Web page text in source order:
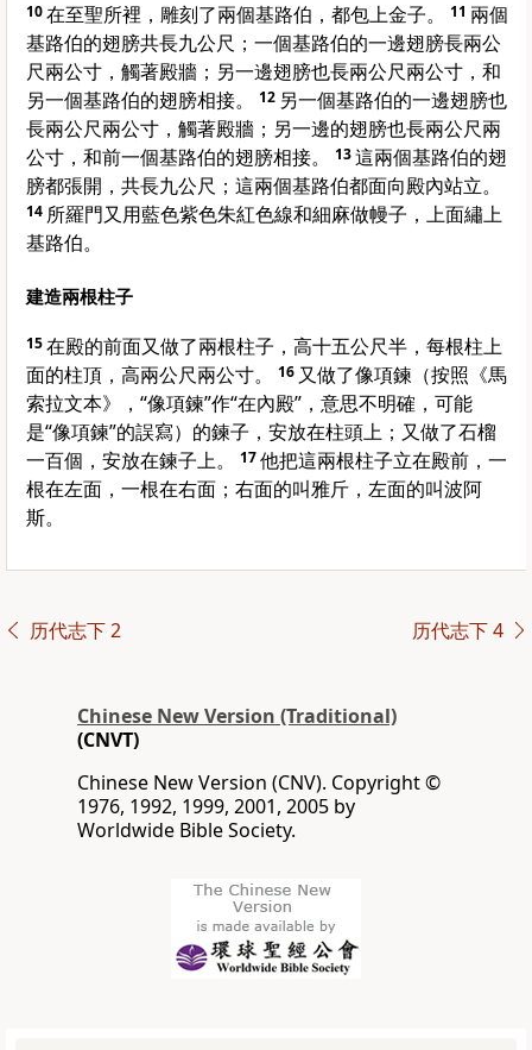
10在至聖所裡，雕刻了兩個基路伯，都包上金子。 11 兩個
基路伯的翅膀共長九公尺；一個基路伯的一邊翅膀長兩公
尺兩公寸，觸著殿牆；另一邊翅膀也長兩公尺兩公寸，和
另一個基路伯的翅膀相接。
12 另一個基路伯的一邊翅膀也
長兩公尺兩公寸，觸著殿牆；另一邊的翅膀也長兩公尺兩
公寸，和前一個基路伯的翅膀相接。
13這兩個基路伯的翅
膀都張開，共長九公尺；這兩個基路伯都面向殿內站立。
14 所羅門又用藍色紫色朱紅色線和細麻做幔子，上面繡上
基路伯。
建造兩根柱子
15在殿的前面又做了兩根柱子，高十五公尺半，每根柱上
面的柱頂，高兩公尺兩公寸。
16 又做了像項鍊（按照《馬
索拉文本》，“像項鍊”作“在內殿”，意思不明確，可能
是“像項鍊”的誤寫）的鍊子，安放在柱頭上；又做了石榴
一百個，安放在鍊子上。
17他把這兩根柱子立在殿前，一
根在左面，一根在右面；右面的叫雅斤，左面的叫波阿
斯。
历代志下 2 历代志下 4
Chinese New Version (Traditional)
(CNVT)
Chinese New Version (CNV). Copyright ©
1976, 1992, 1999, 2001, 2005 by
Worldwide Bible Society.